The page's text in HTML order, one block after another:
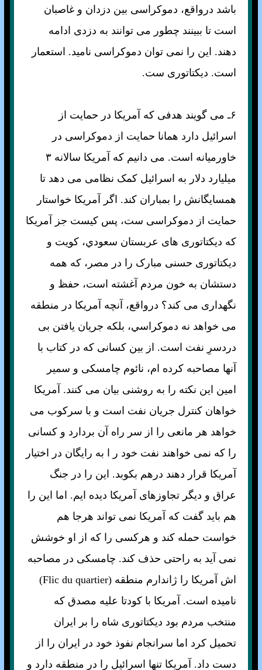
باشد درواقع، دموکراسی بين دزدان و غاصبان
است تا ببينند چطور می توانند به دزدی ادامه
دهند. اين را نمی توان دموکراسی ناميد. استعمار
است. ديکتاتوری ست.
۶ـ می گويند هدفی که آمريکا در حمايت از
اسرائيل دارد همانا حمايت از دموکراسی در
خاورميانه است. می دانيم که آمريکا سالانه ۳
ميليارد دلار به اسرائيل کمک نظامی می دهد تا
همسايگانش را بمباران کند. اگر آمريکا خواستار
حمايت از دموکراسی ست، پس کيست جز آمريکا
که ديکتاتوری های عربستان سعودي، کويت و
ديکتاتوری حسنی مبارک را در مصر، که همه
دستشان به خون مردم آغشته است، حفظ و
نگهداری می کند؟ درواقع، آنچه آمريکا در منطقه
می خواهد نه دموکراسي، بلکه جريان يافتن بی
دردسرِ نفت است. از بين کسانی که در کتاب با
آنها مصاحبه کرده ام، نائوم چامسکی و سمير
امين اين نکته را به روشنی بيان می کنند. آمريکا
خواهان کنترل جريان نفت است و با سرکوب می
خواهد هر مانعی را از سر راه آن بردارد و کسانی
را که نمی خواهند نفت خود ر ا به رايگان در اختيار
آمريکا قرار دهند درهم بکوبد. اين را در جنگ
عراق و ديگر تجاوزهای آمريکا ديده ايم. اما اين را
هم بايد گفت که آمريکا نمی تواند هرجا هم
خواست حمله کند و هرکسی را که از او خوشش
نمی آيد به راحتی حذف کند. چامسکی در مصاحبه
اش آمريکا را ژاندارم منطقه (Flic du quartier)
ناميده است. آمريکا با کودتا عليه مصدق که
منتخب مردم بود ديکتاتوری شاه را بر ايران
تحميل کرد اما سرانجام نفوذ خود در ايران را از
دست داد. آمريکا تنها اسرائيل را در منطقه دارد و